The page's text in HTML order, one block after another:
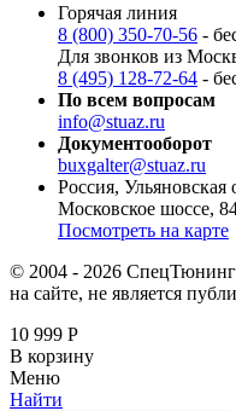
Горячая линия
8 (800) 350-70-56 -
Для звонков из
8 (495) 128-72-64 -
По всем вопросам
info@stuaz.ru
Документооборот
buxgalter@stuaz.ru
Россия, Ульяновская
Московское шоссе,
Посмотреть на карте
© 2004 - 2026
на сайте, не является
10 999 Р
В корзину
Меню
Найти